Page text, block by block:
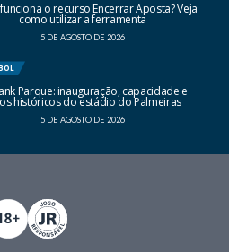
o recurso Encerrar Aposta? Veja
como utilizar a ferramenta
5 DE AGOSTO DE 2026
Parque: inauguração, capacidade e
históricos do estádio do Palmeiras
5 DE AGOSTO DE 2026